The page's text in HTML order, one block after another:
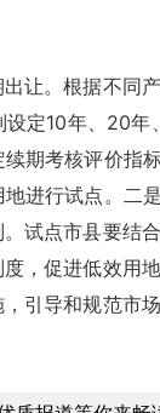
让。根据不同
定10年、20年
期考核评价指
进行试点。二是
试点市县要结
，促进低效用
引导和规范市